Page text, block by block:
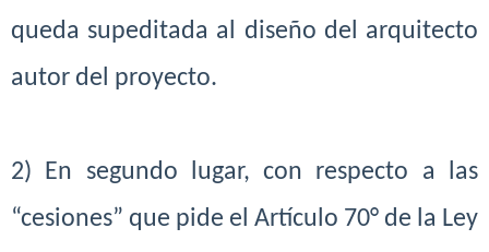
queda supeditada al diseño del arquitecto
autor del proyecto.
2) En segundo lugar, con respecto a las
“cesiones” que pide el Artículo 70° de la Ley